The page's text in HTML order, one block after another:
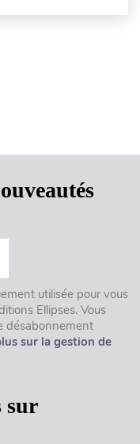
utilisée pour vous
Ellipses. Vous
désabonnement
sur la gestion de
sur